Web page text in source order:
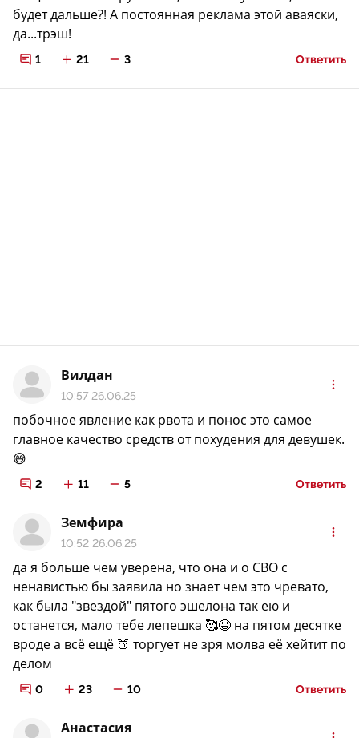
будет дальше?! А постоянная реклама этой аваяски,
да...трэш!
1 21 3 Ответить
Вилдан
10:57 26.06.25
побочное явление как рвота и понос это самое
главное качество средств от похудения для девушек.
😅
2 11 5 Ответить
Земфира
10:52 26.06.25
да я больше чем уверена, что она и о СВО с
ненавистью бы заявила но знает чем это чревато,
как была "звездой" пятого эшелона так ею и
останется, мало тебе лепешка 🥰😆 на пятом десятке
вроде а всё ещё 🍑 торгует не зря молва её хейтит по
делом
0 23 10 Ответить
Анастасия